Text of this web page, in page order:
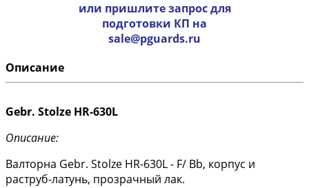
или пришлите запрос для
подготовки КП на
sale@pguards.ru
Описание
Gebr. Stolze HR-630L
Описание:
Валторна Gebr. Stolze HR-630L - F/ Bb, корпус и
раструб-латунь, прозрачный лак.